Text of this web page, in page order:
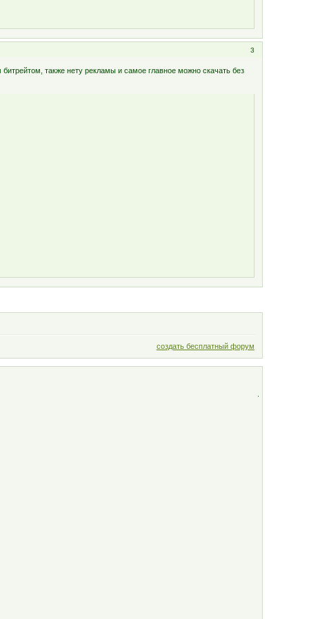
3
также нету рекламы и самое главное можно скачать без
создать бесплатный форум